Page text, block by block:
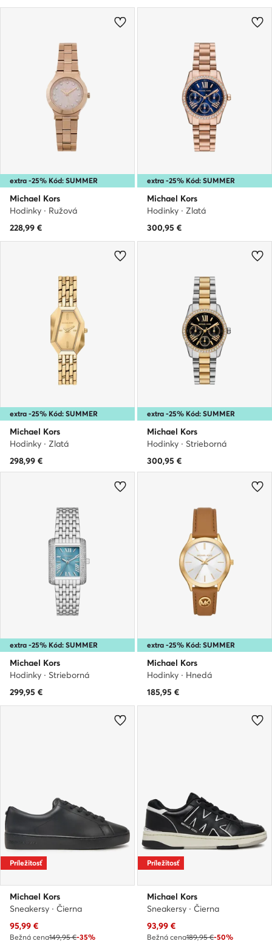
extra -25% Kód: SUMMER
Michael Kors
Hodinky · Ružová
228,99 €
extra -25% Kód: SUMMER
Michael Kors
Hodinky · Zlatá
300,95 €
extra -25% Kód: SUMMER
Michael Kors
Hodinky · Zlatá
298,99 €
extra -25% Kód: SUMMER
Michael Kors
Hodinky · Strieborná
300,95 €
extra -25% Kód: SUMMER
Michael Kors
Hodinky · Strieborná
299,95 €
extra -25% Kód: SUMMER
Michael Kors
Hodinky · Hnedá
185,95 €
Príležitosť
Michael Kors
Sneakersy · Čierna
Aktuálna cena
95,99 €
Bežná cena149,95 €-35%
Príležitosť
Michael Kors
Sneakersy · Čierna
Aktuálna cena
93,99 €
Bežná cena189,95 €-50%